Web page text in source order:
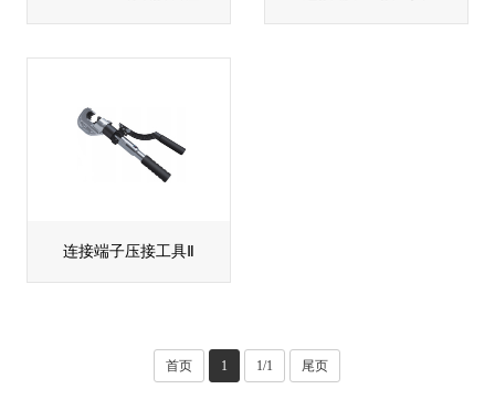
连接端子压接工具Ⅱ
首页 1 1/1 尾页